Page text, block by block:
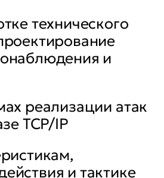
технического
и
реализации атак
TCP/IP
и тактике